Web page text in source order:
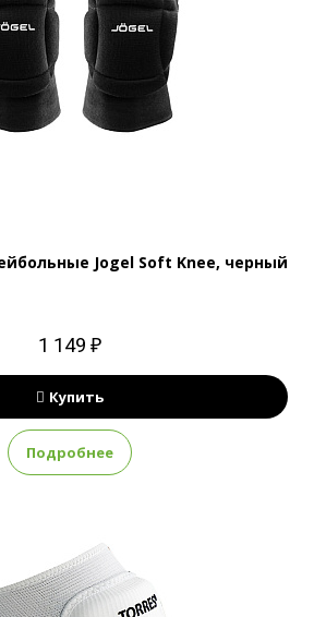
Jogel Soft Knee, черный
1 149 ₽
Купить
Подробнее